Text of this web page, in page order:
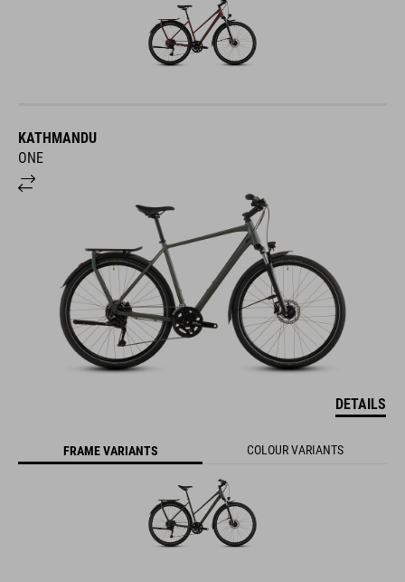
KATHMANDU
ONE
DETAILS
FRAME VARIANTS COLOUR VARIANTS